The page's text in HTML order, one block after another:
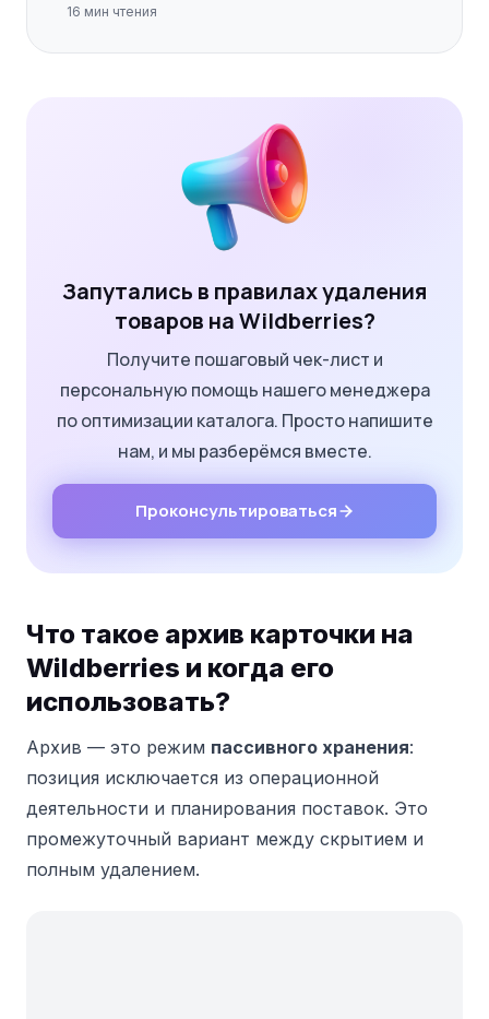
16 мин чтения
Запутались в правилах удаления
товаров на Wildberries?
Получите пошаговый чек-лист и
персональную помощь нашего менеджера
по оптимизации каталога. Просто напишите
нам, и мы разберёмся вместе.
Проконсультироваться
Что такое архив карточки на
Wildberries и когда его
использовать?
Архив — это режим пассивного хранения:
позиция исключается из операционной
деятельности и планирования поставок. Это
промежуточный вариант между скрытием и
полным удалением.